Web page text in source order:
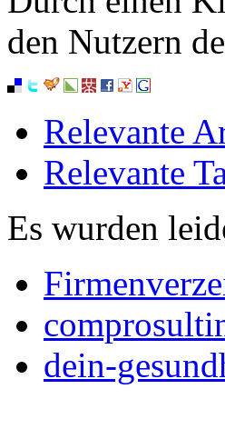
den Nutzern
Relevante
Relevante
Es wurden
dein-